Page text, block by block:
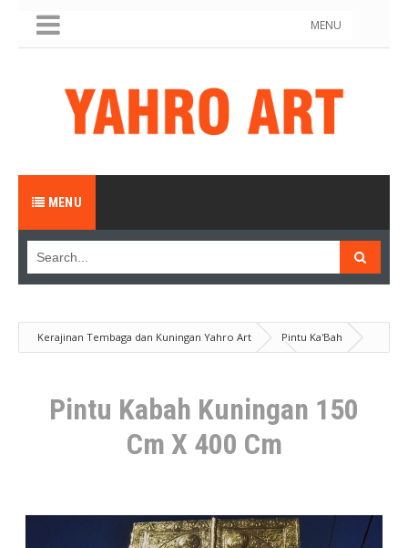
MENU
MENU
Kerajinan Tembaga dan Kuningan Yahro Art
Pintu Ka'Bah
Produk
Pintu Kabah Kuningan 150 Cm X 400 Cm
Pintu Kabah Kuningan 150
Cm X 400 Cm